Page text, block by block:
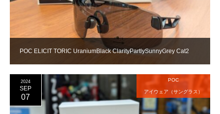
POC ELICIT TORIC UraniumBlack ClarityPartlySunnyGrey Cat2
2024
SEP
07
POC
アイウェア（サングラス）